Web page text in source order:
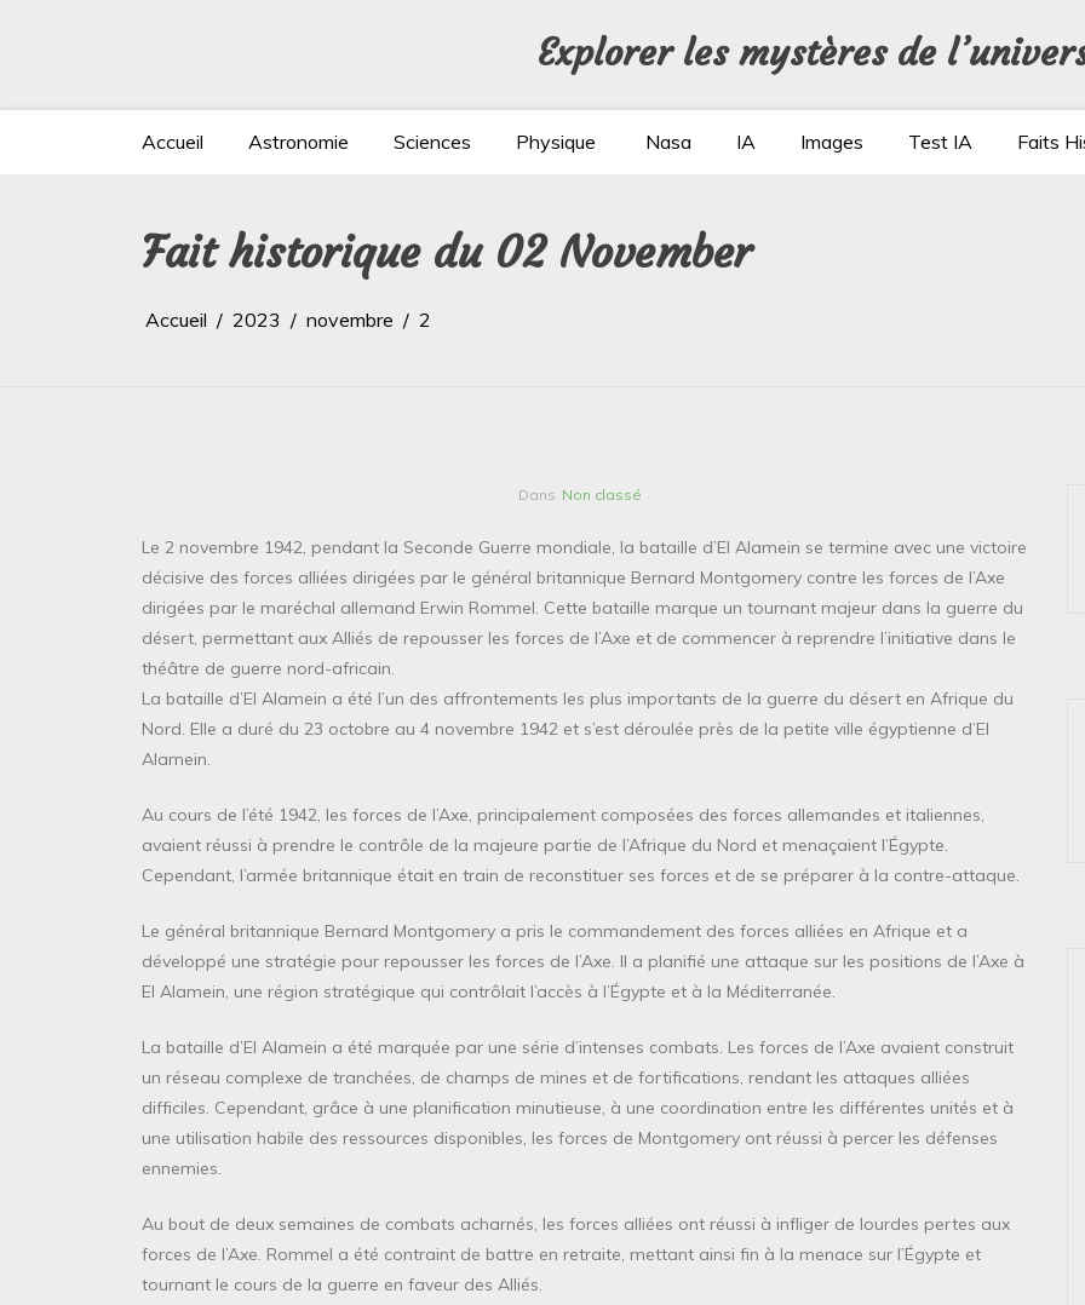
Explorer les mystères de
Accueil Astronomie Sciences Physique Nasa IA Images Test IA Faits
Fait historique du 02 November
Accueil 2023 novembre 2
Dans Non classé
Le 2 novembre 1942, pendant la Seconde Guerre mondiale, la bataille d’El Alamein se termine avec une victoire
décisive des forces alliées dirigées par le général britannique Bernard Montgomery contre les forces de l’Axe
dirigées par le maréchal allemand Erwin Rommel. Cette bataille marque un tournant majeur dans la guerre du
désert, permettant aux Alliés de repousser les forces de l’Axe et de commencer à reprendre l’initiative dans le
théâtre de guerre nord-africain.
La bataille d’El Alamein a été l’un des affrontements les plus importants de la guerre du désert en Afrique du
Nord. Elle a duré du 23 octobre au 4 novembre 1942 et s’est déroulée près de la petite ville égyptienne d’El
Alamein.
Au cours de l’été 1942, les forces de l’Axe, principalement composées des forces allemandes et italiennes,
avaient réussi à prendre le contrôle de la majeure partie de l’Afrique du Nord et menaçaient l’Égypte.
Cependant, l’armée britannique était en train de reconstituer ses forces et de se préparer à la contre-attaque.
Le général britannique Bernard Montgomery a pris le commandement des forces alliées en Afrique et a
développé une stratégie pour repousser les forces de l’Axe. Il a planifié une attaque sur les positions de l’Axe à
El Alamein, une région stratégique qui contrôlait l’accès à l’Égypte et à la Méditerranée.
La bataille d’El Alamein a été marquée par une série d’intenses combats. Les forces de l’Axe avaient construit
un réseau complexe de tranchées, de champs de mines et de fortifications, rendant les attaques alliées
difficiles. Cependant, grâce à une planification minutieuse, à une coordination entre les différentes unités et à
une utilisation habile des ressources disponibles, les forces de Montgomery ont réussi à percer les défenses
ennemies.
Au bout de deux semaines de combats acharnés, les forces alliées ont réussi à infliger de lourdes pertes aux
forces de l’Axe. Rommel a été contraint de battre en retraite, mettant ainsi fin à la menace sur l’Égypte et
tournant le cours de la guerre en faveur des Alliés.